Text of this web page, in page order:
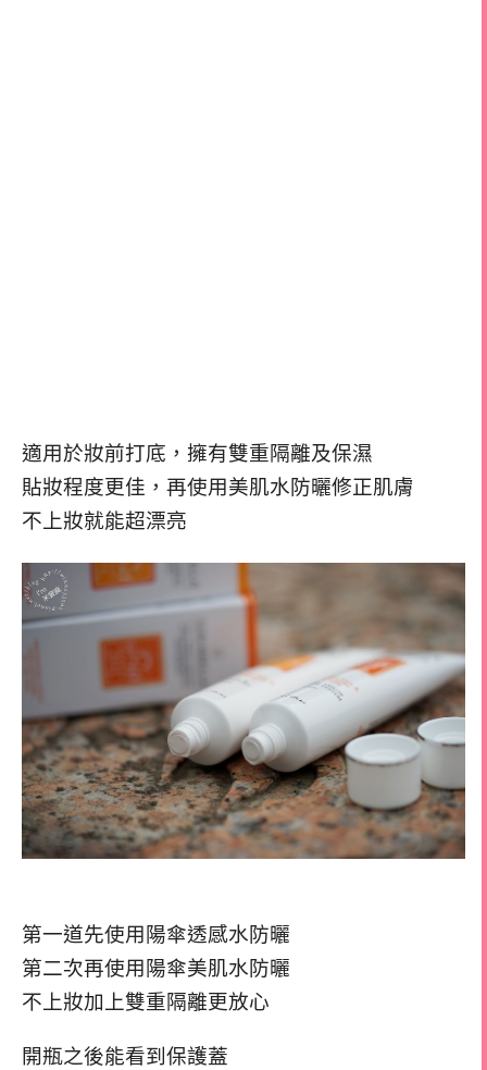
適用於妝前打底，擁有雙重隔離及保濕
貼妝程度更佳，再使用美肌水防曬修正肌膚
不上妝就能超漂亮
第一道先使用陽傘透感水防曬
第二次再使用陽傘美肌水防曬
不上妝加上雙重隔離更放心
開瓶之後能看到保護蓋